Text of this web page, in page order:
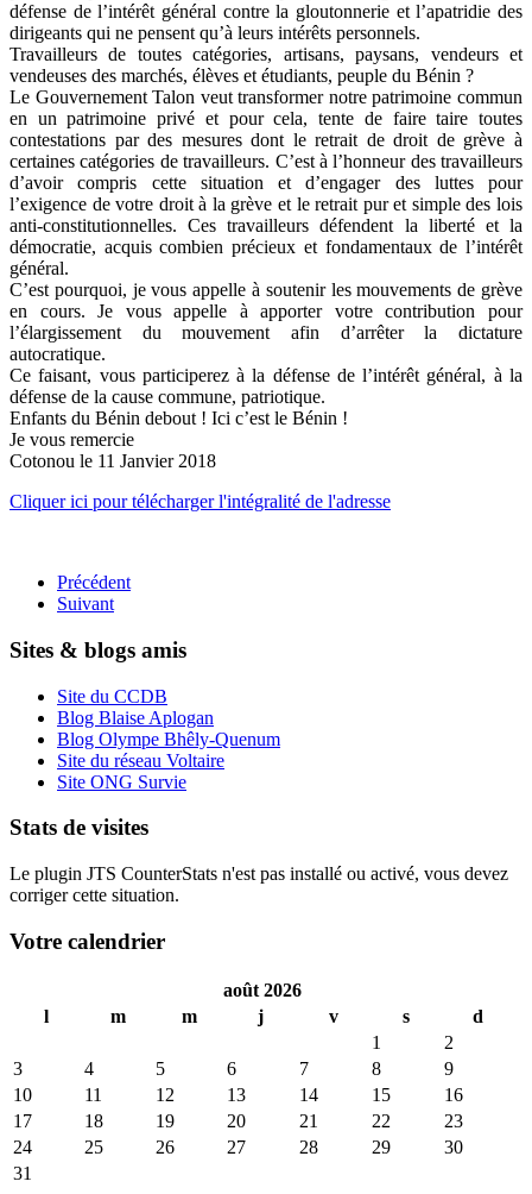
défense de l’intérêt général contre la gloutonnerie et l’apatridie des
dirigeants qui ne pensent qu’à leurs intérêts personnels.
Travailleurs de toutes catégories, artisans, paysans, vendeurs et
vendeuses des marchés, élèves et étudiants, peuple du Bénin ?
Le Gouvernement Talon veut transformer notre patrimoine commun
en un patrimoine privé et pour cela, tente de faire taire toutes
contestations par des mesures dont le retrait de droit de grève à
certaines catégories de travailleurs. C’est à l’honneur des travailleurs
d’avoir compris cette situation et d’engager des luttes pour
l’exigence de votre droit à la grève et le retrait pur et simple des lois
anti-constitutionnelles. Ces travailleurs défendent la liberté et la
démocratie, acquis combien précieux et fondamentaux de l’intérêt
général.
C’est pourquoi, je vous appelle à soutenir les mouvements de grève
en cours. Je vous appelle à apporter votre contribution pour
l’élargissement du mouvement afin d’arrêter la dictature
autocratique.
Ce faisant, vous participerez à la défense de l’intérêt général, à la
défense de la cause commune, patriotique.
Enfants du Bénin debout ! Ici c’est le Bénin !
Je vous remercie
Cotonou le 11 Janvier 2018
Cliquer ici pour télécharger l'intégralité de l'adresse
Précédent
Suivant
Sites & blogs amis
Site du CCDB
Blog Blaise Aplogan
Blog Olympe Bhêly-Quenum
Site du réseau Voltaire
Site ONG Survie
Stats de visites
Le plugin JTS CounterStats n'est pas installé ou activé, vous devez
corriger cette situation.
Votre calendrier
août 2026
l
m m j v s
d
1
2
3
4 5 6 7 8
9
10
11 12 13 14 15
16
17
18 19 20 21 22
23
24
25 26 27 28 29
30
31